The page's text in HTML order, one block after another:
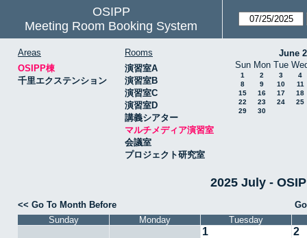
OSIPP
Meeting Room Booking System
Areas
OSIPP棟
千里エクステンション
Rooms
演習室A
演習室B
演習室C
演習室D
講義シアター
マルチメディア演習室
会議室
プロジェクト研究室
June
Sun Mon Tue
1 2 3
4
8
9 10
11
15
16 17
18
22
23 24
25
29
30
2025 July -
<< Go To Month Before
Sunday
Monday Tuesday
1 2